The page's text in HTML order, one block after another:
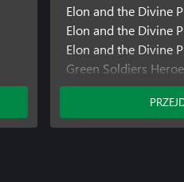
Elon and the Divine
Elon and the Divine
Elon and the Divine
Green Soldiers
Green Soldiers
Green Soldiers
Prison of Illusion